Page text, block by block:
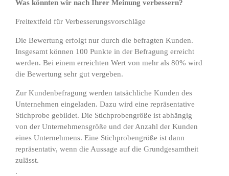
Was könnten wir nach Ihrer Meinung verbessern?
Freitextfeld für Verbesserungsvorschläge
Die Bewertung erfolgt nur durch die befragten Kunden.
Insgesamt können 100 Punkte in der Befragung erreicht
werden. Bei einem erreichten Wert von mehr als 80% wird
die Bewertung sehr gut vergeben.
Zur Kundenbefragung werden tatsächliche Kunden des
Unternehmen eingeladen. Dazu wird eine repräsentative
Stichprobe gebildet. Die Stichprobengröße ist abhängig
von der Unternehmensgröße und der Anzahl der Kunden
eines Unternehmens. Eine Stichprobengröße ist dann
repräsentativ, wenn die Aussage auf die Grundgesamtheit
zulässt.
.